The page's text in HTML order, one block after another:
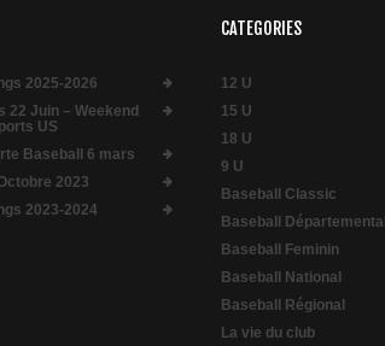
2025-2026
22 Juin – Weekend
US
Baseball 6 mars
2023
2023-2024
CATEGORIES
12 U
15 U
18 U
9 U
Baseball Classic
Baseball Départemental
Baseball Feminin
Baseball National
Baseball Régional
La vie du club